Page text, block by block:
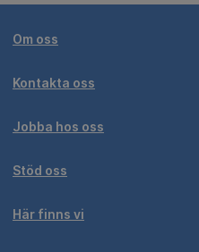
Om oss
Kontakta oss
Jobba hos oss
Stöd oss
Här finns vi